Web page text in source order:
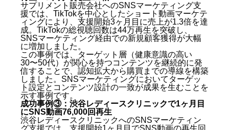
サプリメント販売会社へのSNSマーケティング支
援では、TikTokを中心としたショート動画マーケテ
ィングにより、支援開始3ヶ月目に売上が1.3倍を達
成。TikTokの総視聴回数は44万再生を突破し、
SNSマーケティング経由での新規顧客獲得が大幅
に増加しました。
この事例では、ターゲット層（健康意識の高い
30〜50代）が関心を持つコンテンツを継続的に発
信することで、認知拡大から購買までの導線を構築
しました。SNSマーケティングにおいてターゲッ
ト設定とコンテンツ設計の一致が成果を生むことを
示す事例です。
成功事例③：渋谷レディースクリニックで1ヶ月目
にSNS動画76,000回再生
渋谷レディースクリニックへのSNSマーケティン